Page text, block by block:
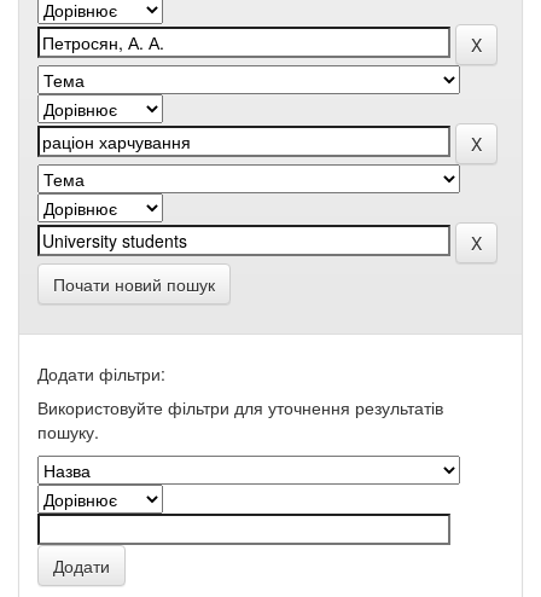
Почати новий пошук
Додати фільтри:
Використовуйте фільтри для уточнення результатів
пошуку.